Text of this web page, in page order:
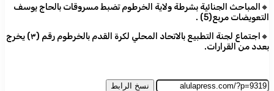
🔸المباحث الجنائية بشرطة ولاية الخرطوم تضبط مسروقات بالحاج يوسف
التعويضات مربع(5) .
🔸اجتماع لجنة التطبيع بالاتحاد المحلي لكرة القدم بالخرطوم رقم (٣) يخرج
بعدد من القرارات.
نسخ الرابط